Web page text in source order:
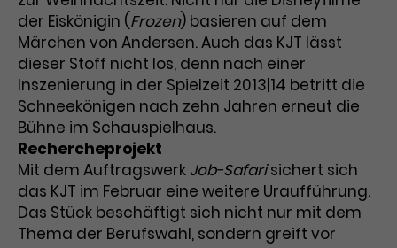
der Eiskönigin (Frozen) basieren auf dem
Märchen von Andersen. Auch das KJT lässt
dieser Stoff nicht los, denn nach einer
Inszenierung in der Spielzeit 2013|14 betritt die
Schneekönigen nach zehn Jahren erneut die
Bühne im Schauspielhaus.
Rechercheprojekt
Mit dem Auftragswerk Job-Safarisichert sich
das KJT im Februar eine weitere Uraufführung.
Das Stück beschäftigt sich nicht nur mit dem
Thema der Berufswahl, sondern greift vor